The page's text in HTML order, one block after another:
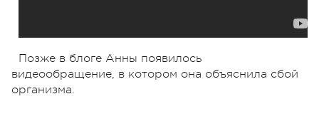
Позже в блоге Анны появилось
видеообращение, в котором она объяснила сбой
организма.